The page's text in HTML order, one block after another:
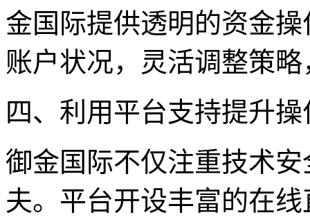
金国际提供透明的资金
账户状况，灵活调整策
四、利用平台支持提升
御金国际不仅注重技术
夫。平台开设丰富的在